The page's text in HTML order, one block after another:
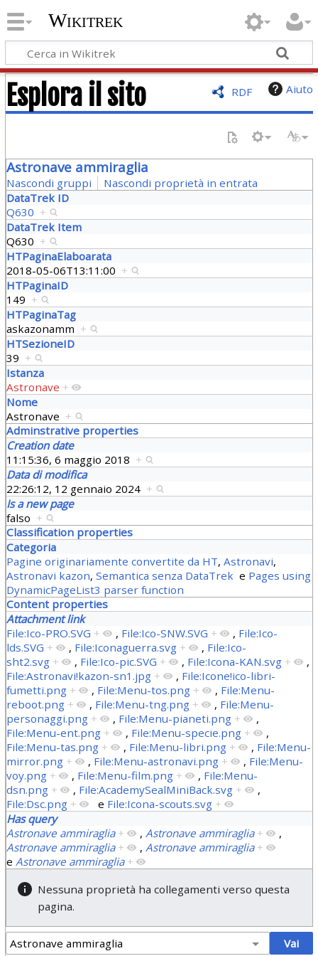
Wikitrek
RDF Aiuto
Esplora il sito
Astronave ammiraglia
Nascondi gruppi
Nascondi proprietà in entrata
DataTrek ID
Q630 +
DataTrek Item
Q630 +
HTPaginaElaboarata
2018-05-06T13:11:00 +
HTPaginaID
149 +
HTPaginaTag
askazonamm +
HTSezioneID
39 +
Istanza
Astronave +
Nome
Astronave +
Adminstrative properties
Creation date
11:15:36, 6 maggio 2018 +
Data di modifica
22:26:12, 12 gennaio 2024 +
Is a new page
falso +
Classification properties
Categoria
Pagine originariamente convertite da HT, Astronavi,
Astronavi kazon, Semantica senza DataTrek e Pages using
DynamicPageList3 parser function
Content properties
Attachment link
File:Ico-PRO.SVG + , File:Ico-SNW.SVG + , File:Ico-
lds.SVG + , File:Iconaguerra.svg + , File:Ico-
sht2.svg + , File:Ico-pic.SVG + , File:Icona-KAN.svg +
,
File:Astronavi!kazon-sn1.jpg + , File:Icone!ico-libri-
fumetti.png + , File:Menu-tos.png + , File:Menu-
reboot.png + , File:Menu-tng.png + , File:Menu-
personaggi.png + , File:Menu-pianeti.png +
,
File:Menu-ent.png + , File:Menu-specie.png +
,
File:Menu-tas.png + , File:Menu-libri.png + , File:Menu-
mirror.png + , File:Menu-astronavi.png + , File:Menu-
voy.png + , File:Menu-film.png + , File:Menu-
dsn.png + , File:AcademySealMiniBack.svg +
,
File:Dsc.png + e File:Icona-scouts.svg +
Has query
Astronave ammiraglia + , Astronave ammiraglia +
,
Astronave ammiraglia + , Astronave ammiraglia +
e Astronave ammiraglia +
Nessuna proprietà ha collegamenti verso questa
pagina.